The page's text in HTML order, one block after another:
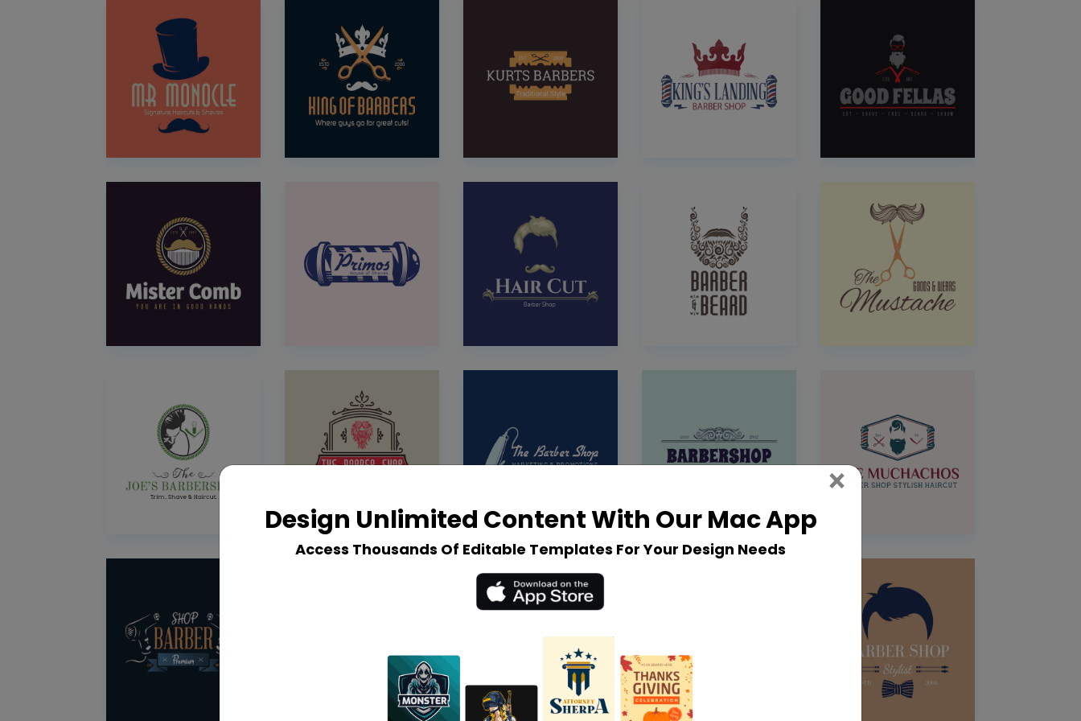
Design Unlimited Content With Our Mac App
Access Thousands Of Editable Templates For Your Design Needs
× Close